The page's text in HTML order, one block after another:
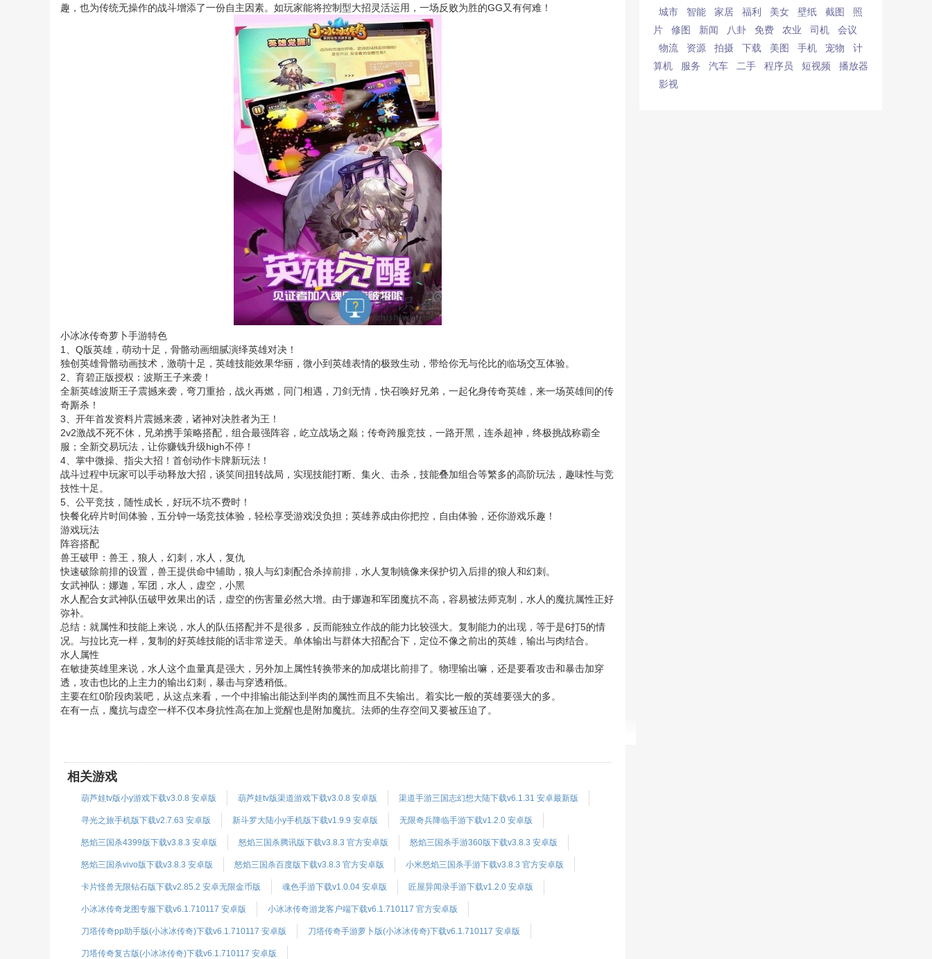
趣，也为传统无操作的战斗增添了一份自主因素。如玩家能将控制型大招灵活运用，一场反败为胜的GG又有何难！
小冰冰传奇萝卜手游特色
1、Q版英雄，萌动十足，骨骼动画细腻演绎英雄对决！
独创英雄骨骼动画技术，激萌十足，英雄技能效果华丽，微小到英雄表情的极致生动，带给你无与伦比的临场交互体验。
2、育碧正版授权：波斯王子来袭！
全新英雄波斯王子震撼来袭，弯刀重拾，战火再燃，同门相遇，刀剑无情，快召唤好兄弟，一起化身传奇英雄，来一场英雄间的传
奇厮杀！
3、开年首发资料片震撼来袭，诸神对决胜者为王！
2v2激战不死不休，兄弟携手策略搭配，组合最强阵容，屹立战场之巅；传奇跨服竞技，一路开黑，连杀超神，终极挑战称霸全
服；全新交易玩法，让你赚钱升级high不停！
4、掌中微操、指尖大招！首创动作卡牌新玩法！
战斗过程中玩家可以手动释放大招，谈笑间扭转战局，实现技能打断、集火、击杀，技能叠加组合等繁多的高阶玩法，趣味性与竞
技性十足。
5、公平竞技，随性成长，好玩不坑不费时！
快餐化碎片时间体验，五分钟一场竞技体验，轻松享受游戏没负担；英雄养成由你把控，自由体验，还你游戏乐趣！
游戏玩法
阵容搭配
兽王破甲：兽王，狼人，幻刺，水人，复仇
快速破除前排的设置，兽王提供命中辅助，狼人与幻刺配合杀掉前排，水人复制镜像来保护切入后排的狼人和幻刺。
女武神队：娜迦，军团，水人，虚空，小黑
水人配合女武神队伍破甲效果出的话，虚空的伤害量必然大增。由于娜迦和军团魔抗不高，容易被法师克制，水人的魔抗属性正好
弥补。
总结：就属性和技能上来说，水人的队伍搭配并不是很多，反而能独立作战的能力比较强大。复制能力的出现，等于是6打5的情
况。与拉比克一样，复制的好英雄技能的话非常逆天。单体输出与群体大招配合下，定位不像之前出的英雄，输出与肉结合。
水人属性
在敏捷英雄里来说，水人这个血量真是强大，另外加上属性转换带来的加成堪比前排了。物理输出嘛，还是要看攻击和暴击加穿
透，攻击也比的上主力的输出幻刺，暴击与穿透稍低。
主要在红0阶段肉装吧，从这点来看，一个中排输出能达到半肉的属性而且不失输出。着实比一般的英雄要强大的多。
在有一点，魔抗与虚空一样不仅本身抗性高在加上觉醒也是附加魔抗。法师的生存空间又要被压迫了。
相关游戏
葫芦娃tv版小y游戏下载v3.0.8 安卓版 葫芦娃tv版渠道游戏下载v3.0.8 安卓版 渠道手游三国志幻想大陆下载v6.1.31 安卓最新版
寻光之旅手机版下载v2.7.63 安卓版 新斗罗大陆小y手机版下载v1.9.9 安卓版 无限奇兵降临手游下载v1.2.0 安卓版
怒焰三国杀4399版下载v3.8.3 安卓版 怒焰三国杀腾讯版下载v3.8.3 官方安卓版 怒焰三国杀手游360版下载v3.8.3 安卓版
怒焰三国杀vivo版下载v3.8.3 安卓版 怒焰三国杀百度版下载v3.8.3 官方安卓版 小米怒焰三国杀手游下载v3.8.3 官方安卓版
卡片怪兽无限钻石版下载v2.85.2 安卓无限金币版 魂色手游下载v1.0.04 安卓版 匠屋异闻录手游下载v1.2.0 安卓版
小冰冰传奇龙图专服下载v6.1.710117 安卓版 小冰冰传奇游龙客户端下载v6.1.710117 官方安卓版
刀塔传奇pp助手版(小冰冰传奇)下载v6.1.710117 安卓版 刀塔传奇手游萝卜版(小冰冰传奇)下载v6.1.710117 安卓版
刀塔传奇复古版(小冰冰传奇)下载v6.1.710117 安卓版
城市 智能 家居 福利 美女 壁纸 截图
照
片
修图 新闻 八卦 免费 农业 司机
会议
物流
资源 拍摄 下载 美图 手机 宠物
计
算机
服务 汽车 二手 程序员 短视频
播放器
影视